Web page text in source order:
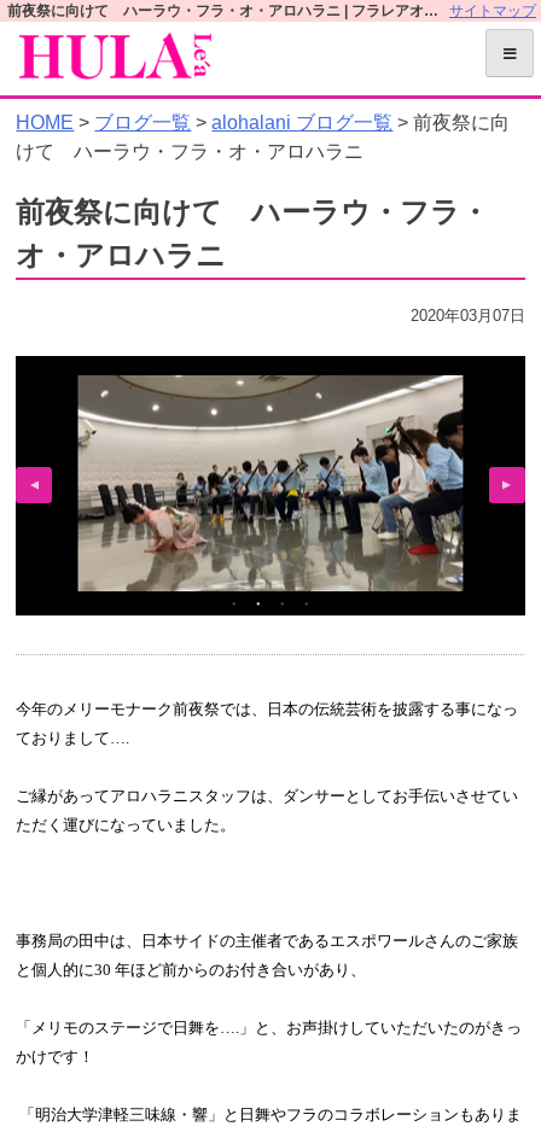
S
p
前夜祭に向けて ハーラウ・フラ・オ・アロハラニ | フラレアオフィシャルWEBサイト サイトマップ
HOME > ブログ一覧 >alohalani ブログ一覧 > 前夜祭に向
けて ハーラウ・フラ・オ・アロハラニ
前夜祭に向けて ハーラウ・フラ・
オ・アロハラニ
2020年03月07日
今年のメリーモナーク前夜祭では、日本の伝統芸術を披露する事になっ
ておりまして
ご縁があってアロハラニスタッフは、ダンサーとしてお手伝いさせてい
ただく運びになっていました。
事務局の田中は、日本サイドの主催者であるエスポワールさんのご家族
と個人的に30年ほど前からのお付き合いがあり、
「メリモのステージで日舞を
」と、お声掛けしていただいたのがきっ
かけです！
「明治大学津軽三味線・響」と日舞やフラのコラボレーションもありま